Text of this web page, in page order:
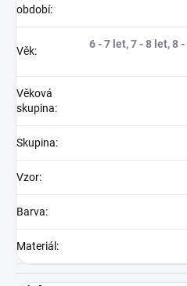
období:
Věk:
6 - 7 let, 7 - 8 let, 8
Věková
skupina:
Skupina:
Vzor:
Barva:
Materiál :